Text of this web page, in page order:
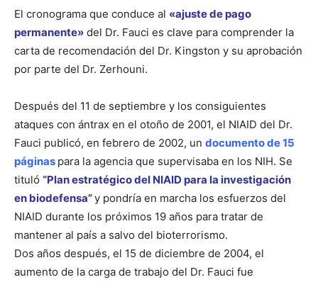
El cronograma que conduce al «ajuste de pago
permanente» del Dr. Fauci es clave para comprender la
carta de recomendación del Dr. Kingston y su aprobación
por parte del Dr. Zerhouni.
Después del 11 de septiembre y los consiguientes
ataques con ántrax en el otoño de 2001, el NIAID del Dr.
Fauci publicó, en febrero de 2002, un documento de 15
páginas para la agencia que supervisaba en los NIH. Se
tituló “Plan estratégico del NIAID para la investigación
en biodefensa”y pondría en marcha los esfuerzos del
NIAID durante los próximos 19 años para tratar de
mantener al país a salvo del bioterrorismo.
Dos años después, el 15 de diciembre de 2004, el
aumento de la carga de trabajo del Dr. Fauci fue